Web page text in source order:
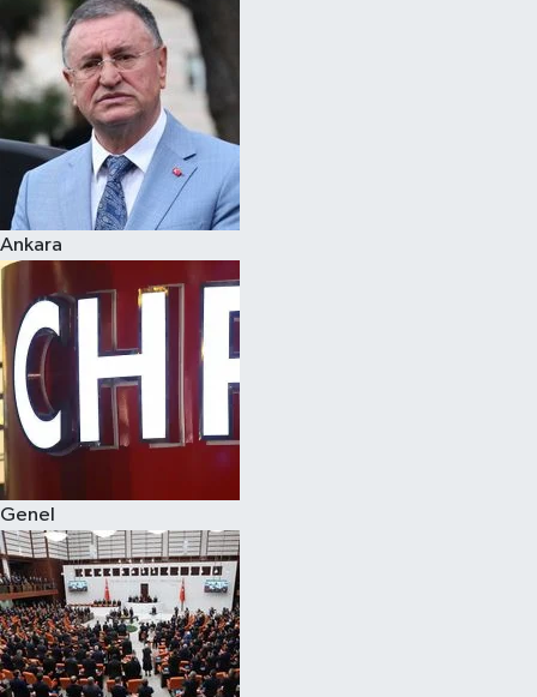
Ankara
Genel
Spor
Teknoloji
Yaşam